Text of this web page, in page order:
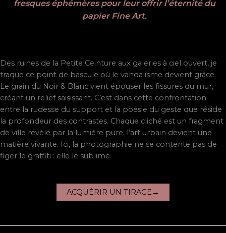
fresques éphémères pour leur offrir l’éternité du
papier Fine Art.
Des ruines de la Petite Ceinture aux galeries à ciel ouvert, je
traque ce point de bascule où le vandalisme devient grâce.
Le grain du Noir & Blanc vient épouser les fissures du mur,
créant un relief saisissant. C’est dans cette confrontation
entre la rudesse du support et la poésie du geste que réside
la profondeur des contrastes. Chaque cliché est un fragment
de ville révélé par la lumière pure. l’art urbain devient une
matière vivante. Ici, la photographie ne se contente pas de
figer le graffiti : elle le sublime.
ACQUÉRIR UN TIRAGE→